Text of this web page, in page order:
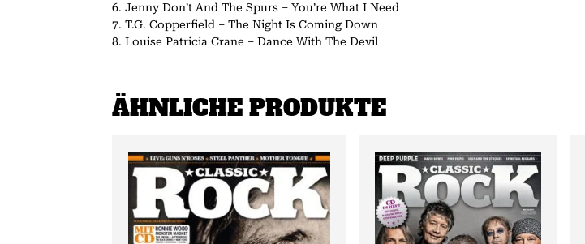
6. Jenny Don’t And The Spurs – You’re What I Need
7. T.G. Copperfield – The Night Is Coming Down
8. Louise Patricia Crane – Dance With The Devil
ÄHNLICHE PRODUKTE